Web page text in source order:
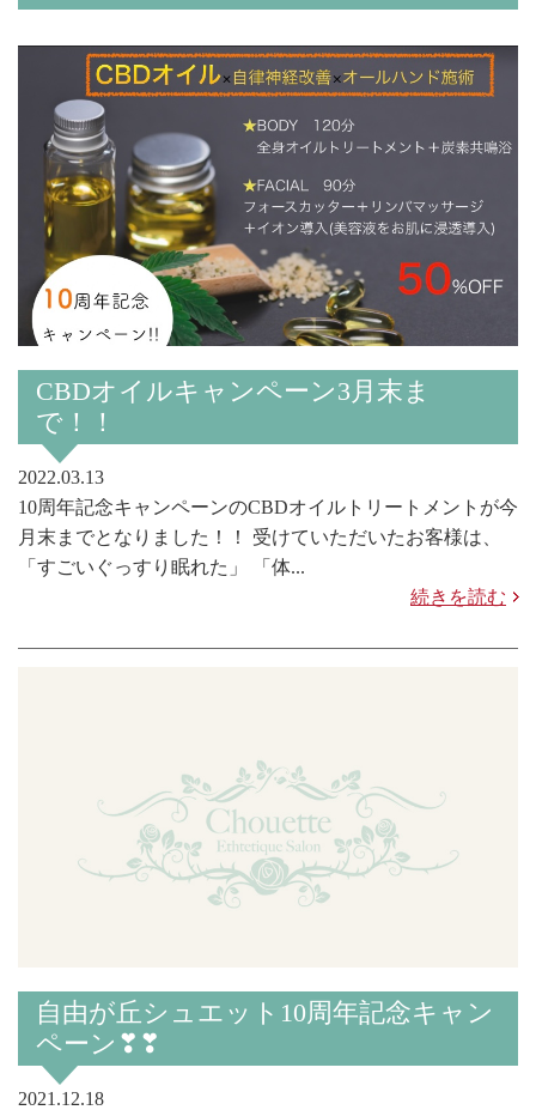
CBDオイルキャンペーン3月末ま
で！！
2022.03.13
10周年記念キャンペーンのCBDオイルトリートメントが今
月末までとなりました！！ 受けていただいたお客様は、
「すごいぐっすり眠れた」 「体...
続きを読む
自由が丘シュエット10周年記念キャン
ペーン❣❣
2021.12.18